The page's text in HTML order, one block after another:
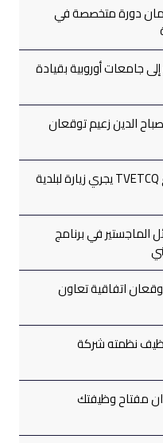
دورة متخصصة في
جامعات أوروبية بقيادة
الدين زعيم توقعان
وفد الزيارة العلمية لمشروع TVETCQ يجري زيارة لبلدية
في برنامج
اتفاقية تعاون
نظمته شركة
مفتاح وظيفتك